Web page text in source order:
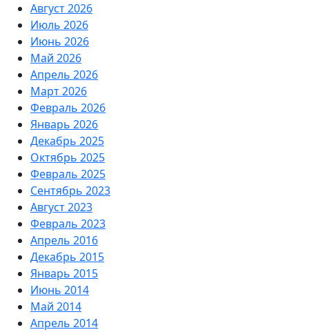
Август 2026
Июль 2026
Июнь 2026
Май 2026
Апрель 2026
Март 2026
Февраль 2026
Январь 2026
Декабрь 2025
Октябрь 2025
Февраль 2025
Сентябрь 2023
Август 2023
Февраль 2023
Апрель 2016
Декабрь 2015
Январь 2015
Июнь 2014
Май 2014
Апрель 2014